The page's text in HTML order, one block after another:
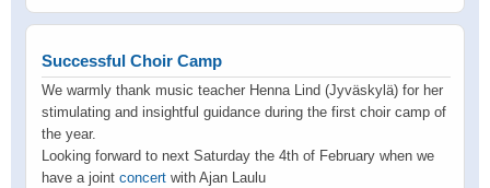
Successful Choir Camp
We warmly thank music teacher Henna Lind (Jyväskylä) for her
stimulating and insightful guidance during the first choir camp of
the year.
Looking forward to next Saturday the 4th of February when we
have a joint concert with Ajan Laulu